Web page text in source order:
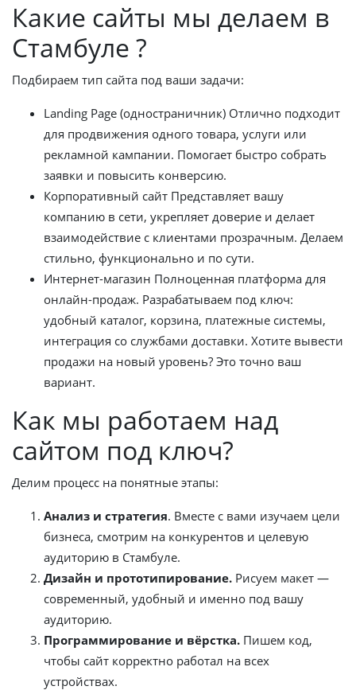
Какие сайты мы делаем в
Стамбуле ?
Подбираем тип сайта под ваши задачи:
Landing Page (одностраничник) Отлично подходит
для продвижения одного товара, услуги или
рекламной кампании. Помогает быстро собрать
заявки и повысить конверсию.
Корпоративный сайт Представляет вашу
компанию в сети, укрепляет доверие и делает
взаимодействие с клиентами прозрачным. Делаем
стильно, функционально и по сути.
Интернет-магазин Полноценная платформа для
онлайн-продаж. Разрабатываем под ключ:
удобный каталог, корзина, платежные системы,
интеграция со службами доставки. Хотите вывести
продажи на новый уровень? Это точно ваш
вариант.
Как мы работаем над
сайтом под ключ?
Делим процесс на понятные этапы:
Анализ и стратегия. Вместе с вами изучаем цели
бизнеса, смотрим на конкурентов и целевую
аудиторию в Стамбуле.
Дизайн и прототипирование. Рисуем макет —
современный, удобный и именно под вашу
аудиторию.
Программирование и вёрстка. Пишем код,
чтобы сайт корректно работал на всех
устройствах.